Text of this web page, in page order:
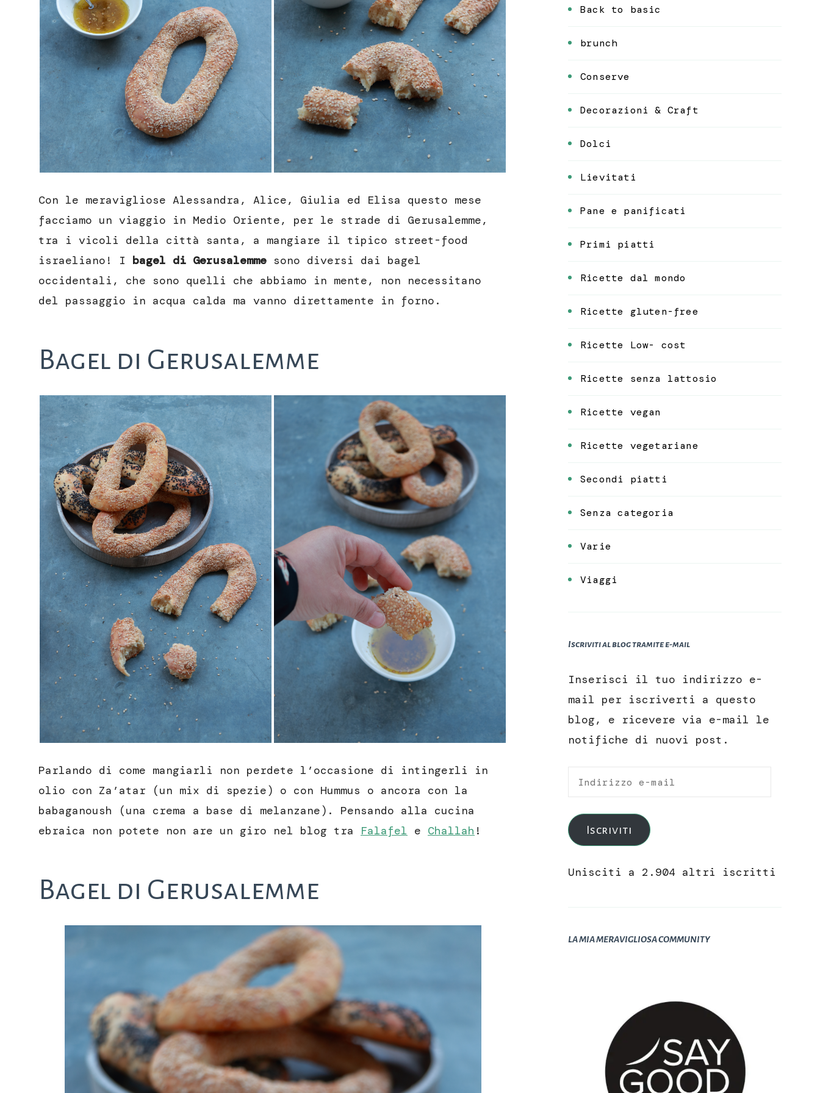
Con le meravigliose Alessandra, Alice, Giulia ed Elisa questo mese
facciamo un viaggio in Medio Oriente, per le strade di Gerusalemme,
tra i vicoli della città santa, a mangiare il tipico street-food
israeliano! I bagel di Gerusalemme sono diversi dai bagel
occidentali, che sono quelli che abbiamo in mente, non necessitano
del passaggio in acqua calda ma vanno direttamente in forno.
Bagel di Gerusalemme
Parlando di come mangiarli non perdete l’occasione di intingerli in
olio con Za’atar (un mix di spezie) o con Hummus o ancora con la
babaganoush (una crema a base di melanzane). Pensando alla cucina
ebraica non potete non are un giro nel blog tra Falafel e Challah !
Bagel di Gerusalemme
Back to basic
brunch
Conserve
Decorazioni & Craft
Dolci
Lievitati
Pane e panificati
Primi piatti
Ricette dal mondo
Ricette gluten-free
Ricette Low- cost
Ricette senza lattosio
Ricette vegan
Ricette vegetariane
Secondi piatti
Senza categoria
Varie
Viaggi
Iscriviti al blog tramite e-mail
Inserisci il tuo indirizzo e-
mail per iscriverti a questo
blog, e ricevere via e-mail le
notifiche di nuovi post.
Indirizzo
mail
Iscriviti
Unisciti a 2.904 altri iscritti
LA MIA MERAVIGLIOSA COMMUNITY